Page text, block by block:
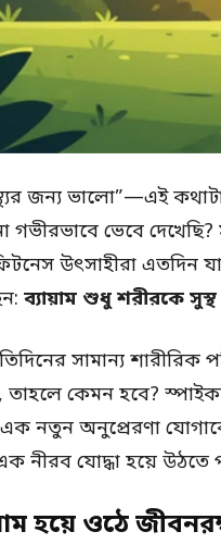
জন্য ভালো”—এই
ভেবে দেখেছি?
উৎসাহীরা এতদিন
ব্যায়াম শুধু শরীরকে
সামান্য শারীরিক
তাহলে কেমন হবে?
এক নতুন অনুপ্রেরণা
নীরব যোদ্ধা হয়ে উঠতে
হয়ে ওঠে